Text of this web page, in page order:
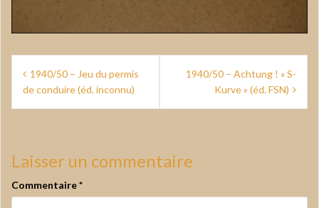
Navigation
de
l’article
1940/50 – Jeu du permis
de conduire (éd. inconnu)
1940/50 – Achtung ! « S-
Kurve » (éd. FSN)
Laisser un commentaire
Commentaire*